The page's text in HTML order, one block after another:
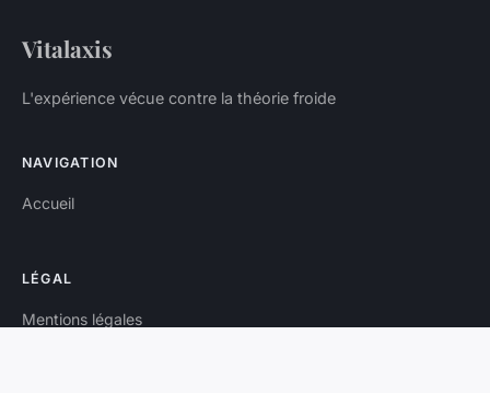
Vitalaxis
L'expérience vécue contre la théorie froide
NAVIGATION
Accueil
LÉGAL
Mentions légales